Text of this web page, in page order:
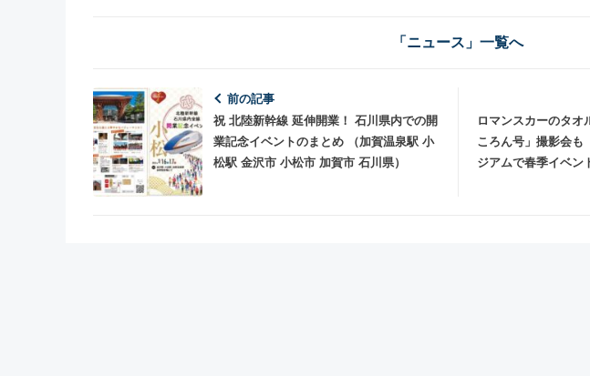
「ニュース」一覧へ
前の記事
祝 北陸新幹線 延伸開業！ 石川県内での開
業記念イベントのまとめ （加賀温泉駅 小
松駅 金沢市 小松市 加賀市 石川県）
ロマンスカーのタ
ころん号」撮影会
ジアムで春季イベン